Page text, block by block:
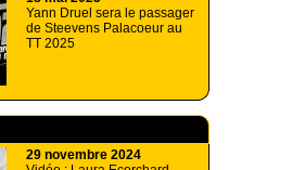
Yann Druel sera le passager
de Steevens Palacoeur au
TT 2025
29 novembre 2024